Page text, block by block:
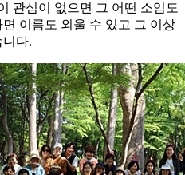
관심이 없으면 그 어떤 소임도
이름도 외울 수 있고 그 이상
니다.